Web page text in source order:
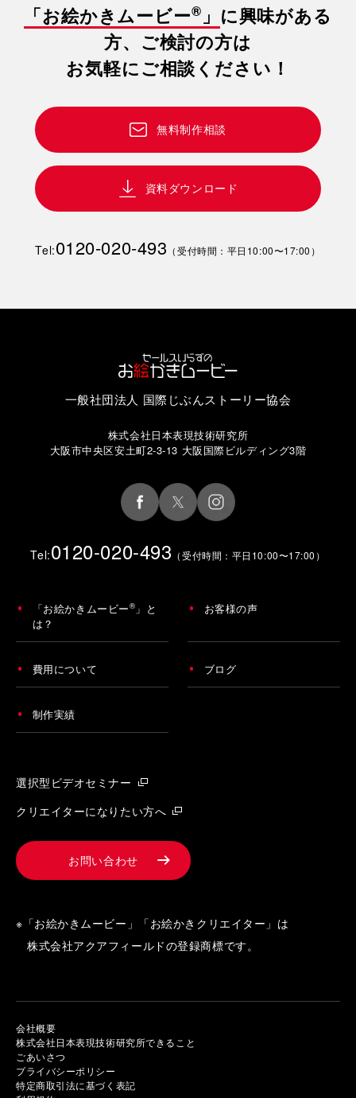
「お絵かきムービー® 」 に興味がある
方、ご検討の方は
お気軽にご相談ください！
無料制作相談
資料ダウンロード
Tel:0120-020-493 （受付時間：平日10:00〜17:00）
一般社団法人 国際じぶんストーリー協会
株式会社日本表現技術研究所
大阪市中央区安土町2-3-13 大阪国際ビルディング3階
Tel:0120-020-493 （受付時間：平日10:00〜17:00）
「お絵かきムービー® 」と
は？
お客様の声
費用について ブログ
制作実績
選択型ビデオセミナー
クリエイターになりたい方へ
お問い合わせ
※「お絵かきムービー」「お絵かきクリエイター」は
株式会社アクアフィールドの登録商標です。
会社概要
株式会社日本表現技術研究所できること
ごあいさつ
プライバシーポリシー
特定商取引法に基づく表記